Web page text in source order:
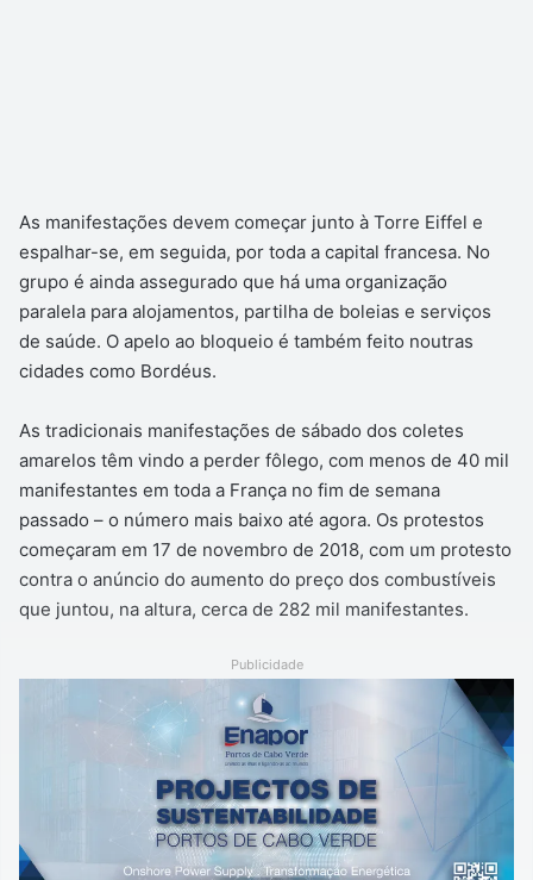
As manifestações devem começar junto à Torre Eiffel e
espalhar-se, em seguida, por toda a capital francesa. No
grupo é ainda assegurado que há uma organização
paralela para alojamentos, partilha de boleias e serviços
de saúde. O apelo ao bloqueio é também feito noutras
cidades como Bordéus.
As tradicionais manifestações de sábado dos coletes
amarelos têm vindo a perder fôlego, com menos de 40 mil
manifestantes em toda a França no fim de semana
passado – o número mais baixo até agora. Os protestos
começaram em 17 de novembro de 2018, com um protesto
contra o anúncio do aumento do preço dos combustíveis
que juntou, na altura, cerca de 282 mil manifestantes.
Publicidade